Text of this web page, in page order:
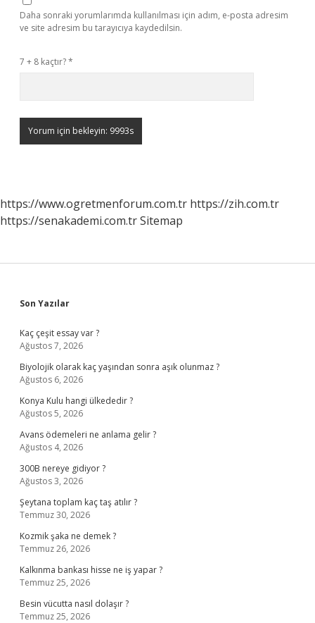
Daha sonraki yorumlarımda kullanılması için adım, e-posta adresim
ve site adresim bu tarayıcıya kaydedilsin.
7 + 8 kaçtır?*
https://www.ogretmenforum.com.tr https://zih.com.tr
https://senakademi.com.trSitemap
Sidebar
Son Yazılar
Kaç çeşit essay var ?
Ağustos 7, 2026
Biyolojik olarak kaç yaşından sonra aşık olunmaz ?
Ağustos 6, 2026
Konya Kulu hangi ülkededir ?
Ağustos 5, 2026
Avans ödemeleri ne anlama gelir ?
Ağustos 4, 2026
300B nereye gidiyor ?
Ağustos 3, 2026
Şeytana toplam kaç taş atılır ?
Temmuz 30, 2026
Kozmik şaka ne demek ?
Temmuz 26, 2026
Kalkınma bankası hisse ne iş yapar ?
Temmuz 25, 2026
Besin vücutta nasıl dolaşır ?
Temmuz 25, 2026